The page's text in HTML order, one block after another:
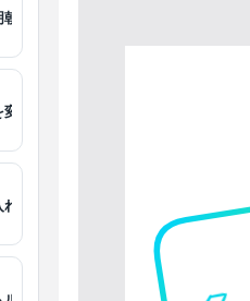
文字
えた文字ロゴ
た文字
若草 ミント